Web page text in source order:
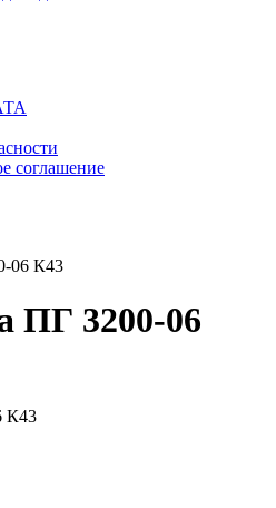
соглашение
06 К43
ПГ 3200-06